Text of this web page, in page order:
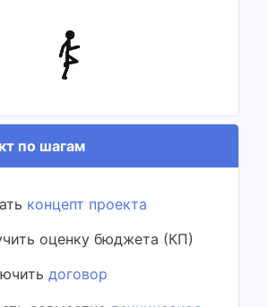
по шагам
концепт проекта
оценку бюджета (КП)
договор